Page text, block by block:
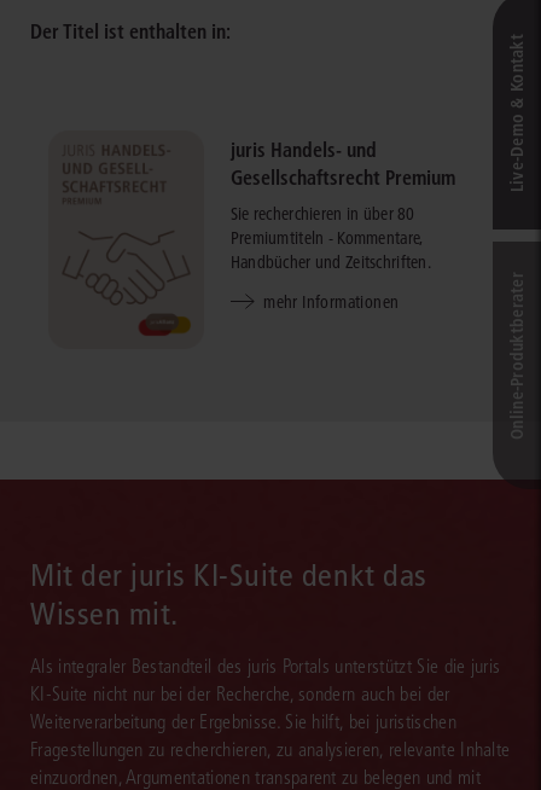
Der Titel ist enthalten in:
juris Handels- und
Gesellschaftsrecht Premium
Sie recherchieren in über 80
Premiumtiteln - Kommentare,
Handbücher und Zeitschriften.
mehr Informationen
Mit der juris KI-Suite denkt das
Wissen mit.
Als integraler Bestandteil des juris Portals unterstützt Sie die juris
KI-Suite nicht nur bei der Recherche, sondern auch bei der
Weiterverarbeitung der Ergebnisse. Sie hilft, bei juristischen
Fragestellungen zu recherchieren, zu analysieren, relevante Inhalte
einzuordnen, Argumentationen transparent zu belegen und mit
Live‑Demo & Kontakt
Online-Produkt­berater